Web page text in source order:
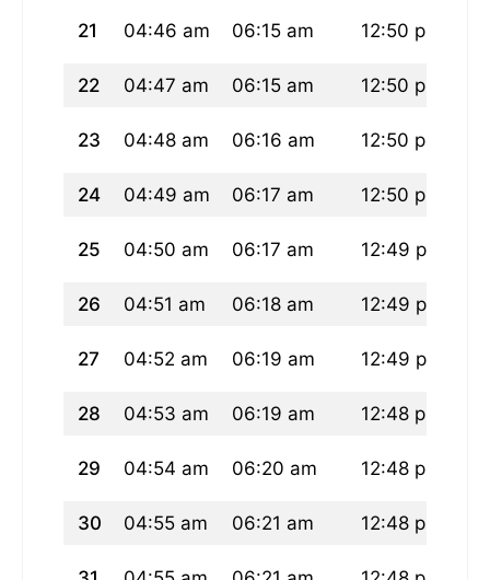
21 04:46 am 06:15 am 12:50 pm
22 04:47 am 06:15 am 12:50 pm
23 04:48 am 06:16 am 12:50 pm
24 04:49 am 06:17 am 12:50 pm
25 04:50 am 06:17 am 12:49 pm
26 04:51 am 06:18 am 12:49 pm
27 04:52 am 06:19 am 12:49 pm
28 04:53 am 06:19 am 12:48 pm
29 04:54 am 06:20 am 12:48 pm
30 04:55 am 06:21 am 12:48 pm